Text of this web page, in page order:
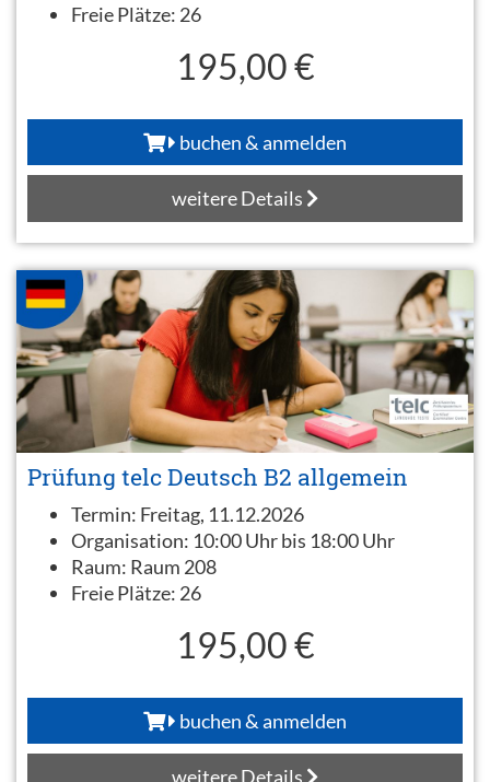
Freie Plätze: 26
195,00 €
buchen & anmelden
weitere Details
Prüfung telc Deutsch B2 allgemein
Termin: Freitag, 11.12.2026
Organisation: 10:00 Uhr bis 18:00 Uhr
Raum: Raum 208
Freie Plätze: 26
195,00 €
buchen & anmelden
weitere Details